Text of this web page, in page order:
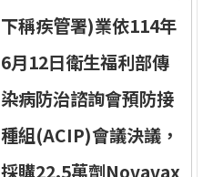
下稱疾管署)業依114年
6月12日衛生福利部傳
染病防治諮詢會預防接
種組(ACIP)會議決議，
採購22.5萬劑Novavax